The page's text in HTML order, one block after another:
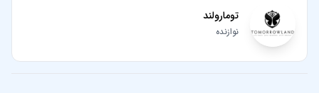
تومارولند
نوازنده